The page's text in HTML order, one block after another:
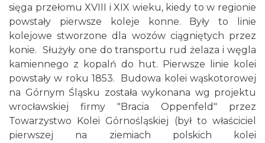
sięga przełomu XVIII i XIX wieku, kiedy to w regionie
powstały pierwsze koleje konne. Były to linie
kolejowe stworzone dla wozów ciągniętych przez
konie. Służyły one do transportu rud żelaza i węgla
kamiennego z kopalń do hut. Pierwsze linie kolei
powstały w roku 1853. Budowa kolei wąskotorowej
na Górnym Śląsku została wykonana wg projektu
wrocławskiej firmy "Bracia Oppenfeld" przez
Towarzystwo Kolei Górnośląskiej (był to właściciel
pierwszej na ziemiach polskich kolei